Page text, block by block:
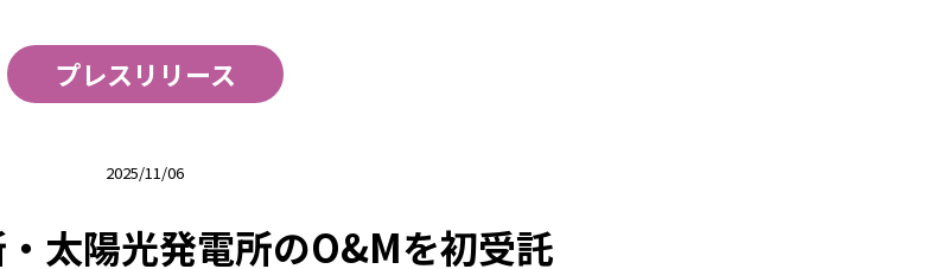
プレスリリース
2025/11/06
太陽光発電所のO&Mを初受託